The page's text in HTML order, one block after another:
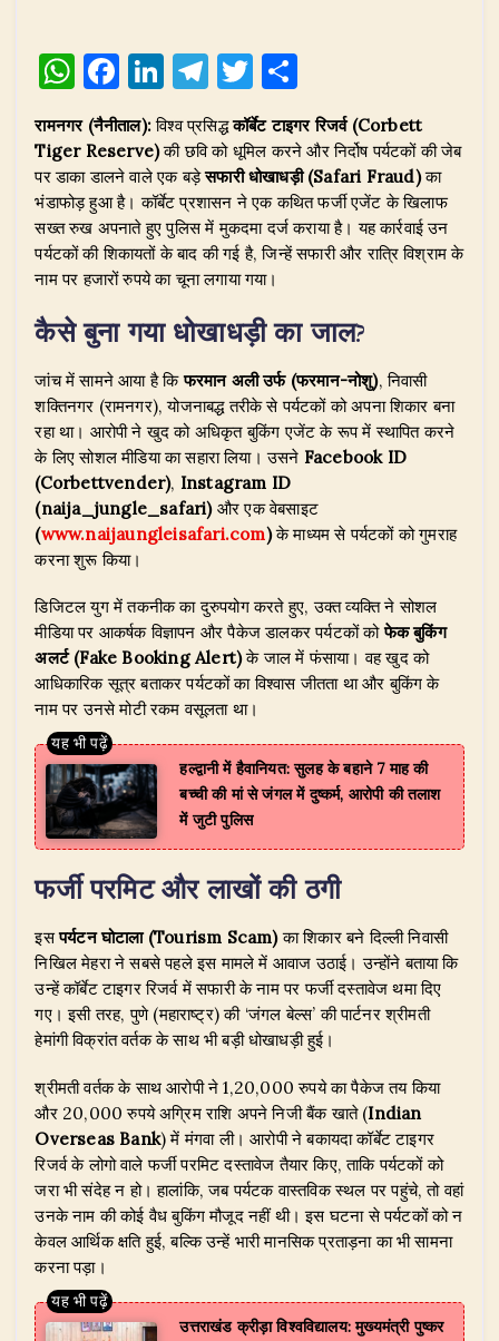
W
h
at
s
A
p
p
F
c
e
b
o
o
k
Li
n
k
e
dI
n
T
el
e
g
ra
m
T
w
it
te
r
h
ar
e
रामनगर (नैनीताल):विश्व प्रसिद्धकॉर्बेट टाइगर रिजर्व (Corbett
Tiger Reserve)की छवि को धूमिल करने और निर्दोष पर्यटकों की जेब
पर डाका डालने वाले एक बड़ेसफारी धोखाधड़ी (Safari Fraud)का
भंडाफोड़ हुआ है। कॉर्बेट प्रशासन ने एक कथित फर्जी एजेंट के खिलाफ
सख्त रुख अपनाते हुए पुलिस में मुकदमा दर्ज कराया है। यह कार्रवाई उन
पर्यटकों की शिकायतों के बाद की गई है, जिन्हें सफारी और रात्रि विश्राम के
नाम पर हजारों रुपये का चूना लगाया गया।
कैसे बुना गया धोखाधड़ी का जाल?
​जांच में सामने आया है किफरमान अली उर्फ (फरमान-नोशु), निवासी
शक्तिनगर (रामनगर), योजनाबद्ध तरीके से पर्यटकों को अपना शिकार बना
रहा था। आरोपी ने खुद को अधिकृत बुकिंग एजेंट के रूप में स्थापित करने
के लिए सोशल मीडिया का सहारा लिया। उसने Facebook ID
(Corbettvender), Instagram ID
(naija_jungle_safari)और एक वेबसाइट
(www.naijaungleisafari.com)के माध्यम से पर्यटकों को गुमराह
करना शुरू किया।
​डिजिटल युग में तकनीक का दुरुपयोग करते हुए, उक्त व्यक्ति ने सोशल
मीडिया पर आकर्षक विज्ञापन और पैकेज डालकर पर्यटकों कोफेक बुकिंग
अलर्ट (Fake Booking Alert)के जाल में फंसाया। वह खुद को
आधिकारिक सूत्र बताकर पर्यटकों का विश्वास जीतता था और बुकिंग के
नाम पर उनसे मोटी रकम वसूलता था।
हल्द्वानी में हैवानियत: सुलह के बहाने 7 माह की
बच्ची की मां से जंगल में दुष्कर्म, आरोपी की तलाश
में जुटी पुलिस
फर्जी परमिट और लाखों की ठगी
​इसपर्यटन घोटाला (Tourism Scam)का शिकार बने दिल्ली निवासी
निखिल मेहरा ने सबसे पहले इस मामले में आवाज उठाई। उन्होंने बताया कि
उन्हें कॉर्बेट टाइगर रिजर्व में सफारी के नाम पर फर्जी दस्तावेज थमा दिए
गए। इसी तरह, पुणे (महाराष्ट्र) की ‘जंगल बेल्स’ की पार्टनर श्रीमती
हेमांगी विक्रांत वर्तक के साथ भी बड़ी धोखाधड़ी हुई।
​श्रीमती वर्तक के साथ आरोपी ने 1,20,000 रुपये का पैकेज तय किया
और 20,000 रुपये अग्रिम राशि अपने निजी बैंक खाते (Indian
Overseas Bank) में मंगवा ली। आरोपी ने बकायदा कॉर्बेट टाइगर
रिजर्व के लोगो वाले फर्जी परमिट दस्तावेज तैयार किए, ताकि पर्यटकों को
जरा भी संदेह न हो। हालांकि, जब पर्यटक वास्तविक स्थल पर पहुंचे, तो वहां
उनके नाम की कोई वैध बुकिंग मौजूद नहीं थी। इस घटना से पर्यटकों को न
केवल आर्थिक क्षति हुई, बल्कि उन्हें भारी मानसिक प्रताड़ना का भी सामना
करना पड़ा।
उत्तराखंड क्रीड़ा विश्वविद्यालय: मुख्यमंत्री पुष्कर